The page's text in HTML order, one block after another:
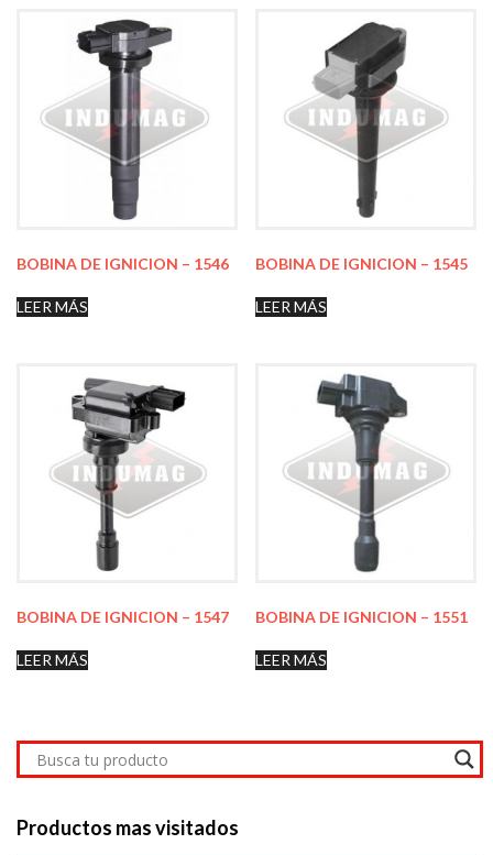
BOBINA DE IGNICION – 1546
LEER MÁS
BOBINA DE IGNICION – 1545
LEER MÁS
BOBINA DE IGNICION – 1547
LEER MÁS
BOBINA DE IGNICION – 1551
LEER MÁS
Productos mas visitados